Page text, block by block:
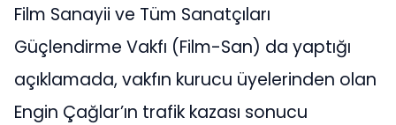
Film Sanayii ve Tüm Sanatçıları
Güçlendirme Vakfı (Film-San) da yaptığı
açıklamada, vakfın kurucu üyelerinden olan
Engin Çağlar’ın trafik kazası sonucu